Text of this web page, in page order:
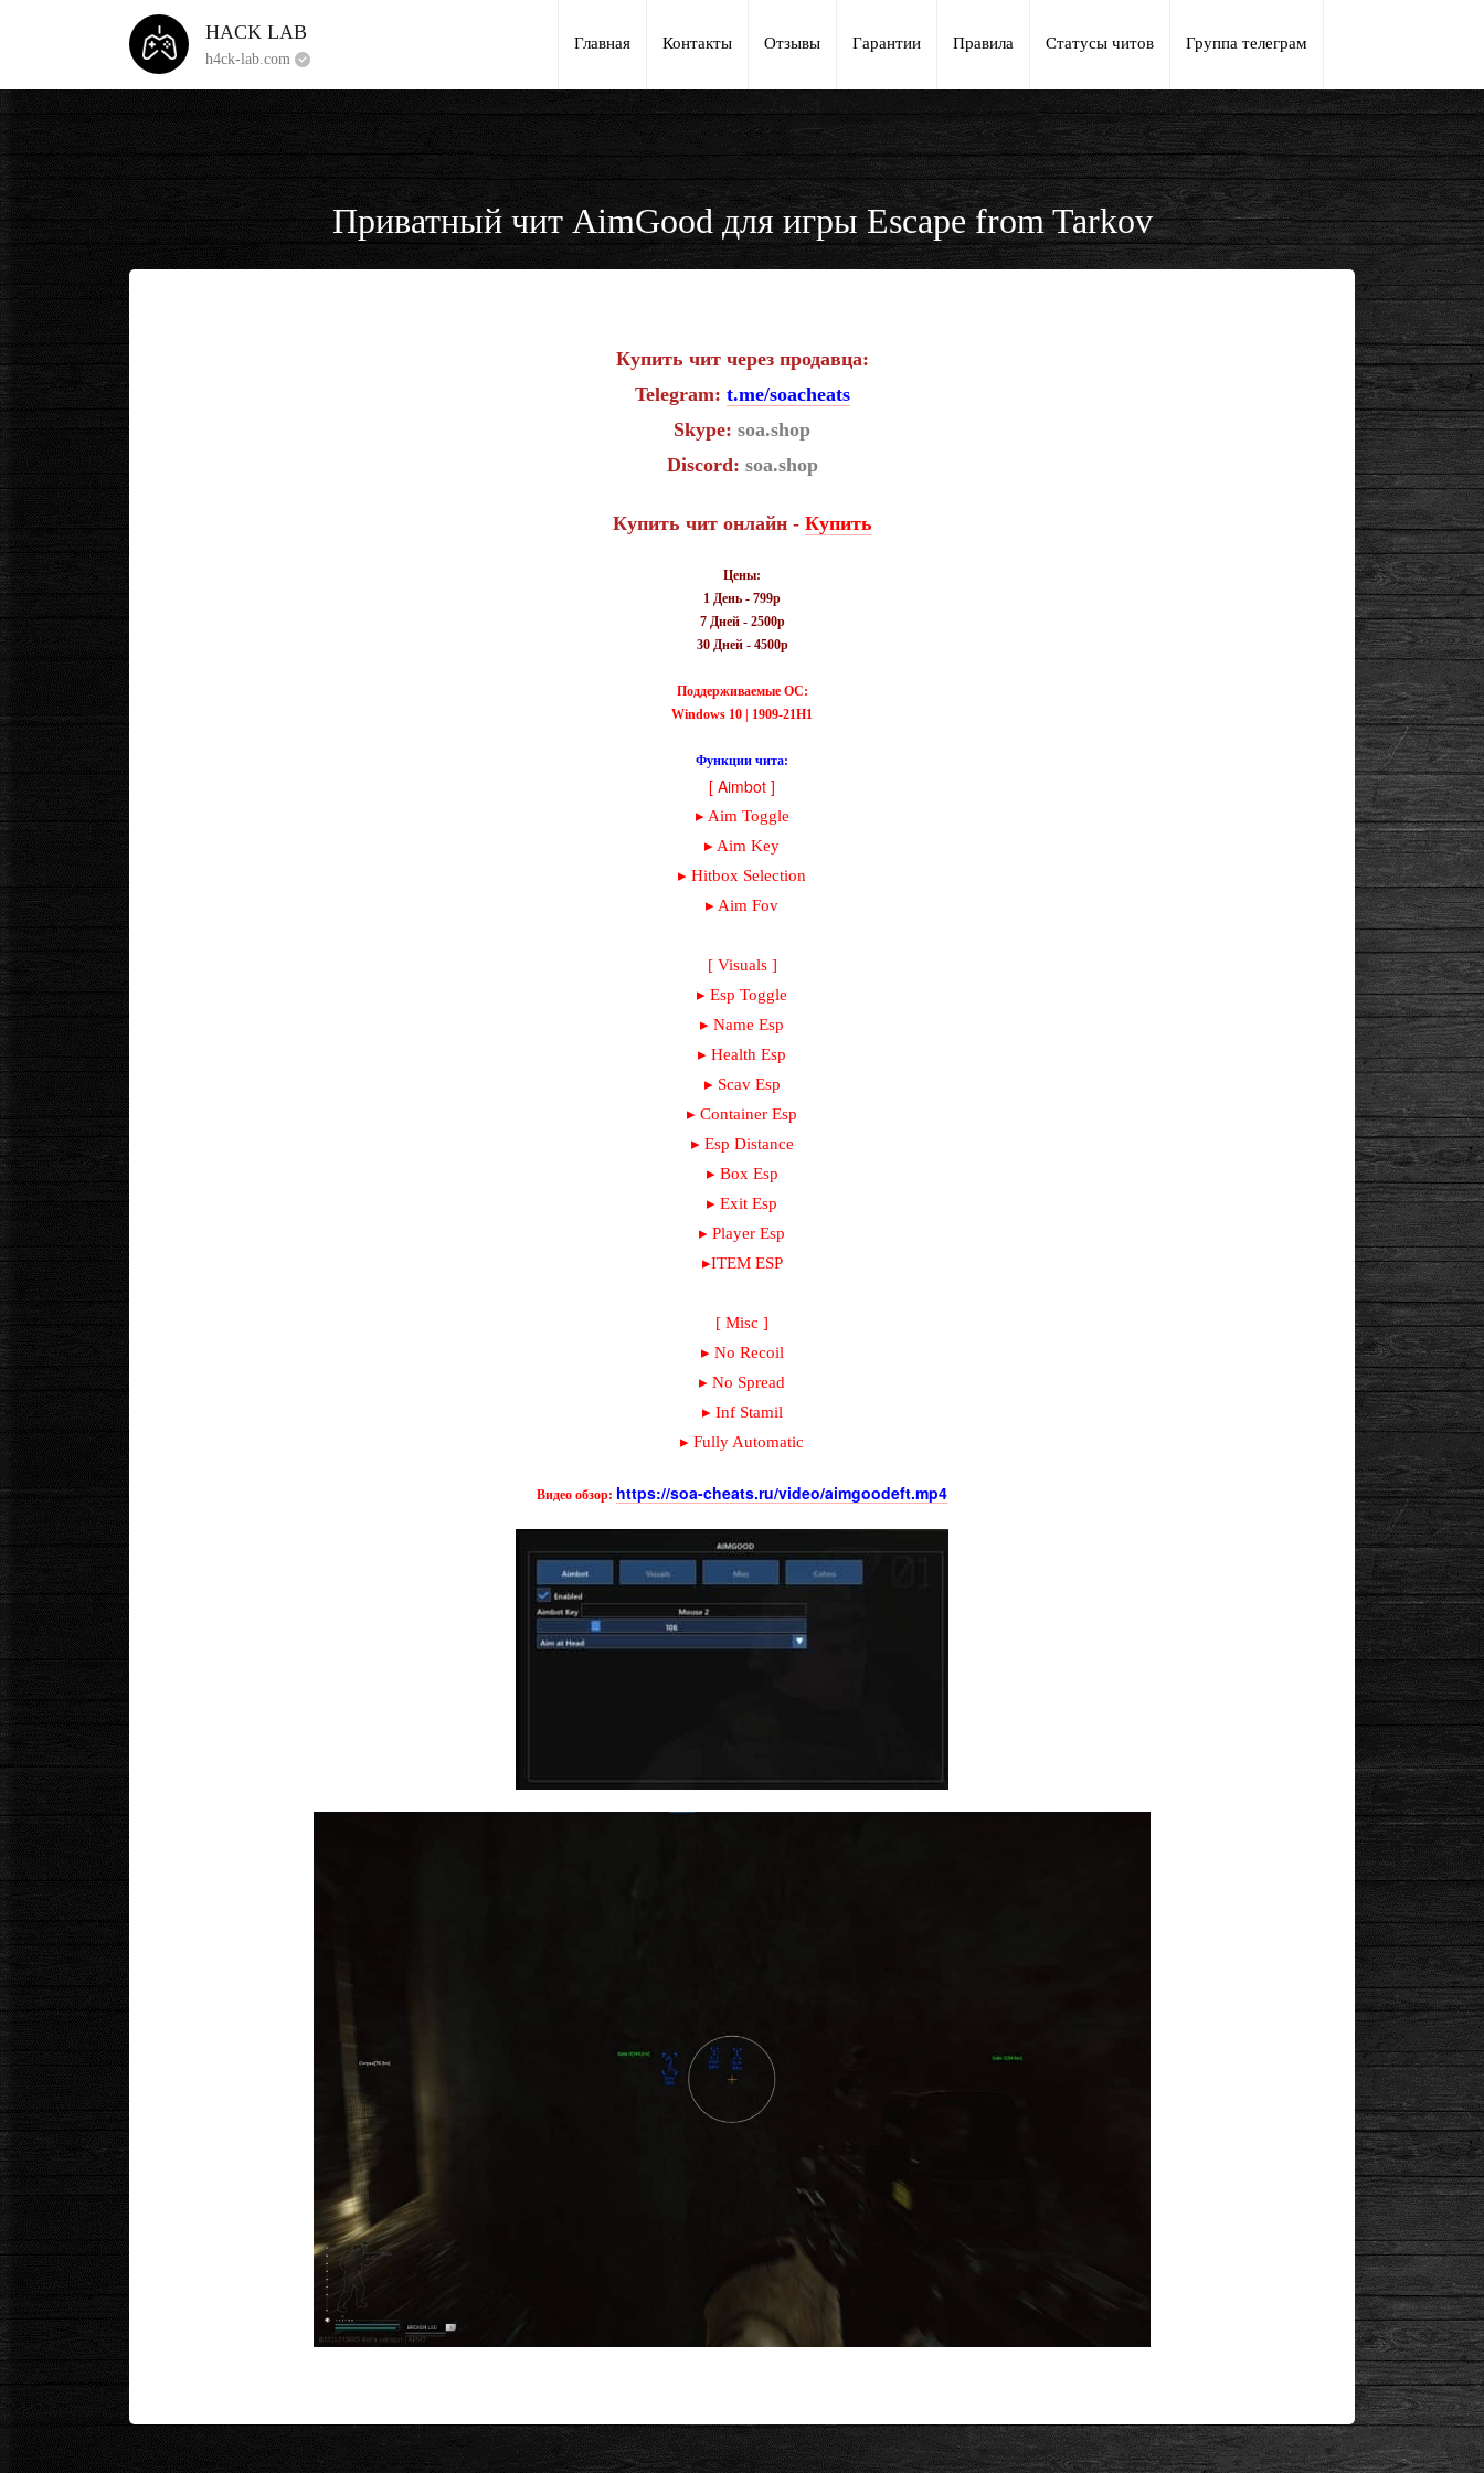
HACK LAB
h4ck-lab.com
Главная Контакты Отзывы Гарантии Правила Статусы читов Группа телеграм
Приватный чит AimGood для игры Escape from Tarkov
Купить чит через продавца:
Telegram: t.me/soacheats
Skype: soa.shop
Discord: soa.shop
Купить чит онлайн - Купить
Цены:
1 День - 799р
7 Дней - 2500р
30 Дней - 4500р
Поддерживаемые ОС:
Windows 10 | 1909-21H1
Функции чита:
[ Aimbot ]
▸ Aim Toggle
▸ Aim Key
▸ Hitbox Selection
▸ Aim Fov
[ Visuals ]
▸ Esp Toggle
▸ Name Esp
▸ Health Esp
▸ Scav Esp
▸ Container Esp
▸ Esp Distance
▸ Box Esp
▸ Exit Esp
▸ Player Esp
▸ITEM ESP
[ Misc ]
▸ No Recoil
▸ No Spread
▸ Inf Stamil
▸ Fully Automatic
Видео обзор: https://soa-cheats.ru/video/aimgoodeft.mp4